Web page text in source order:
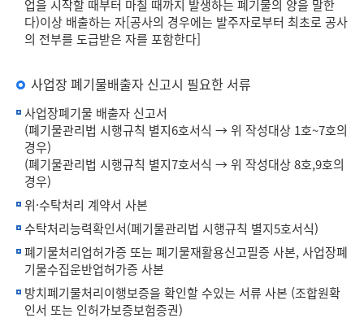
업을 시작할 때부터 마칠 때까지 발생하는 폐기물의 양을 말한
다)이상 배출하는 자[공사의 경우에는 발주자로부터 최초로 공사
의 전부를 도급받은 자를 포함한다]
사업장 폐기물배출자 신고시 필요한 서류
사업장폐기물 배출자 신고서
(폐기물관리법 시행규칙 별지6호서식 → 위 작성대상 1호~7호의
경우)
(폐기물관리법 시행규칙 별지7호서식 → 위 작성대상 8호,9호의
경우)
위·수탁처리 계약서 사본
수탁처리능력확인서(폐기물관리법 시행규칙 별지5호서식)
폐기물처리업허가증 또는 폐기물재활용신고필증 사본, 사업장폐
기물수집운반업허가증 사본
방치폐기물처리이행보증을 확인할 수있는 서류 사본 (조합원확
인서 또는 인허가보증보험증권)